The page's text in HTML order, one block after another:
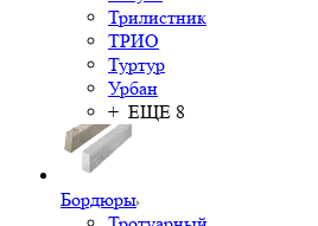
Трилистник
ТРИО
Туртур
Урбан
+ ЕЩЕ 8
Бордюры